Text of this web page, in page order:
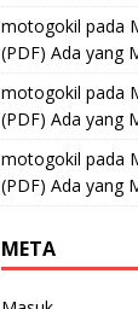
motogokil pada
(PDF) Ada yang
motogokil pada
(PDF) Ada yang
motogokil pada
(PDF) Ada yang
META